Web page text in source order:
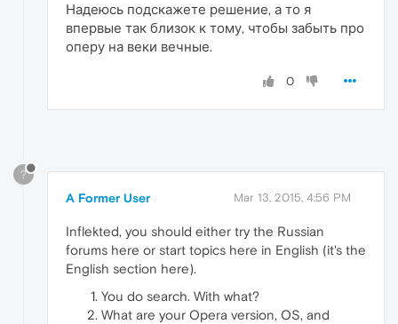
Надеюсь подскажете решение, а то я
впервые так близок к тому, чтобы забыть про
оперу на веки вечные.
0
?
A Former User Mar 13, 2015, 4:56 PM
Inflekted, you should either try the Russian
forums here or start topics here in English (it's the
English section here).
You do search. With what?
What are your Opera version, OS, and